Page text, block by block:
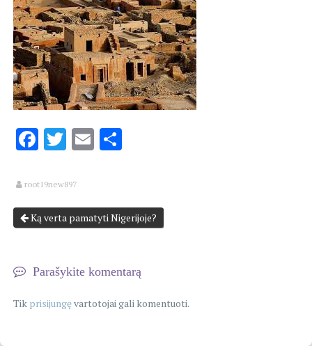
Facebook
Twitter
Email
root19new897
Ką verta pamatyti Nigerijoje?
Parašykite komentarą
Tik prisijungęvartotojai gali komentuoti.